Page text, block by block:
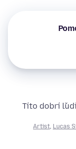
Títo dobrí
Artist Lucas